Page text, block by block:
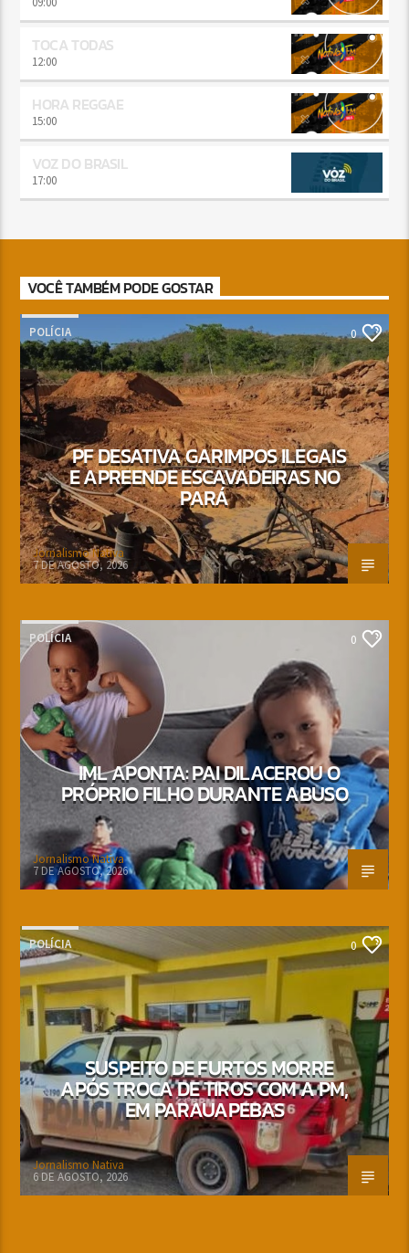
TOCA TODAS
12:00
HORA REGGAE
15:00
VOZ DO BRASIL
17:00
VOCÊ TAMBÉM PODE GOSTAR
POLÍCIA 0
PF DESATIVA GARIMPOS ILEGAIS
E APREENDE ESCAVADEIRAS NO
PARÁ
Jornalismo Nativa
7 DE AGOSTO, 2026
POLÍCIA 0
IML APONTA: PAI DILACEROU O
PRÓPRIO FILHO DURANTE ABUSO
Jornalismo Nativa
7 DE AGOSTO, 2026
POLÍCIA 0
SUSPEITO DE FURTOS MORRE
APÓS TROCA DE TIROS COM A PM,
EM PARAUAPEBAS
Jornalismo Nativa
6 DE AGOSTO, 2026